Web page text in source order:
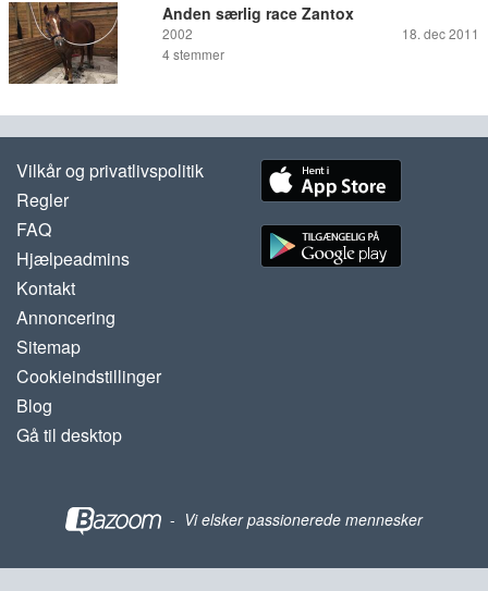
Anden særlig race Zantox
2002
18. dec 2011
4 stemmer
Vilkår og privatlivspolitik
Regler
FAQ
Hjælpeadmins
Kontakt
Annoncering
Sitemap
Cookieindstillinger
Blog
Gå til desktop
- Vi elsker passionerede mennesker